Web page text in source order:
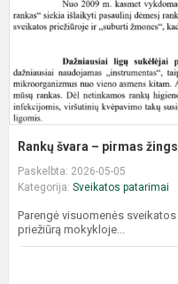
Rankų švara – pirmas
Paskelbta: 2026-05-05
Kategorija: Sveikatos patarimai
Parengė visuomenės
priežiūrą mokykloje...